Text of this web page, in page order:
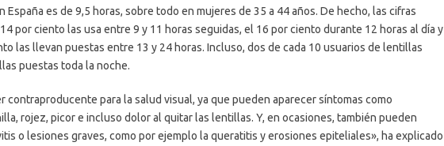
España es de 9,5 horas, sobre todo en mujeres de 35 a 44 años. De hecho, las cifras
por ciento las usa entre 9 y 11 horas seguidas, el 16 por ciento durante 12 horas al día y
las llevan puestas entre 13 y 24 horas. Incluso, dos de cada 10 usuarios de lentillas
puestas toda la noche.
contraproducente para la salud visual, ya que pueden aparecer síntomas como
rojez, picor e incluso dolor al quitar las lentillas. Y, en ocasiones, también pueden
o lesiones graves, como por ejemplo la queratitis y erosiones epiteliales», ha explicado